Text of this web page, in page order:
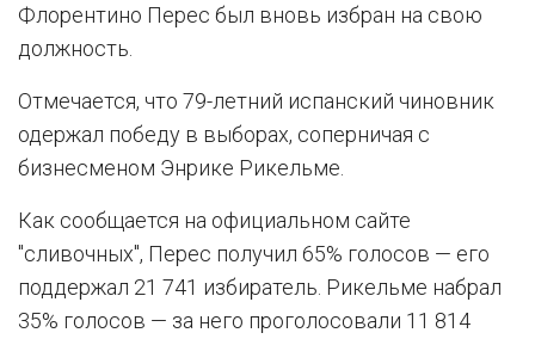
Флорентино Перес был вновь избран на свою
должность.
Отмечается, что 79-летний испанский чиновник
одержал победу в выборах, соперничая с
бизнесменом Энрике Рикельме.
Как сообщается на официальном сайте
"сливочных", Перес получил 65% голосов — его
поддержал 21 741 избиратель. Рикельме набрал
35% голосов — за него проголосовали 11 814